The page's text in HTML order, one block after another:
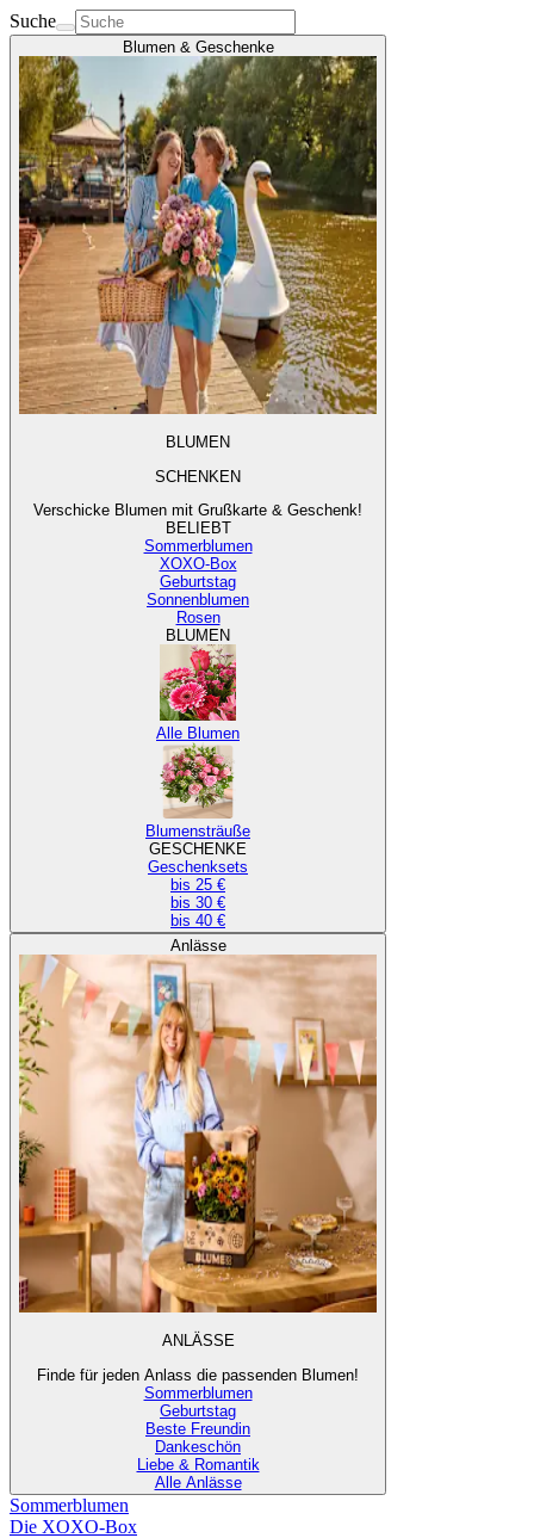
Suche
Blumen & Geschenke
BLUMEN
SCHENKEN
Verschicke Blumen mit Grußkarte & Geschenk!
BELIEBT
Sommerblumen
XOXO-Box
Geburtstag
Sonnenblumen
Rosen
BLUMEN
Alle Blumen
Blumensträuße
GESCHENKE
Geschenksets
bis 25 €
bis 30 €
bis 40 €
Anlässe
ANLÄSSE
Finde für jeden Anlass die passenden Blumen!
Sommerblumen
Geburtstag
Beste Freundin
Dankeschön
Liebe & Romantik
Alle Anlässe
Sommerblumen
Die XOXO-Box